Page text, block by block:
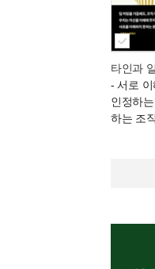
타인과
- 서로
인정하
하는 조